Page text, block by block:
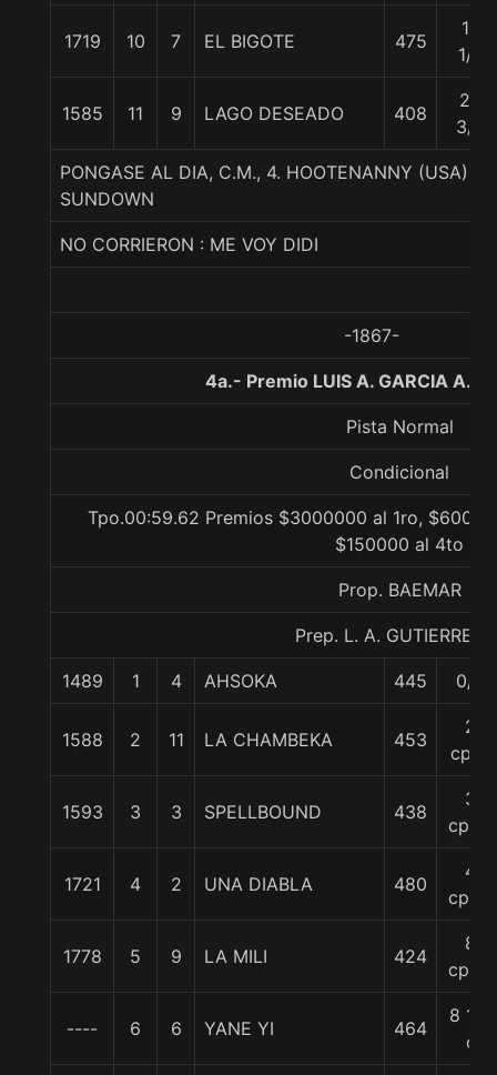
1719 10 7 EL BIGOTE 475
16
1/2
1585 11 9 LAGO DESEADO 408
29
3/4
PONGASE AL DIA, C.M., 4. HOOTENANNY (USA)-
SUNDOWN
NO CORRIERON : ME VOY DIDI
-1867-
4a.- Premio LUIS A. GARCIA A.,
Pista Normal
Condicional
Tpo.00:59.62 Premios $3000000 al 1ro,
$150000 al 4to
Prop. BAEMAR
Prep. L. A. GUTIERREZ
1489 1 4 AHSOKA 445 0/0
1588 2 11 LA CHAMBEKA 453
2
cpos
1593 3 3 SPELLBOUND 438
3
cpos.
1721 4 2 UNA DIABLA 480
4
cpos.
1778 5 9 LA MILI 424
8
cpos.
---- 6 6 YANE YI 464
8 1/2
c